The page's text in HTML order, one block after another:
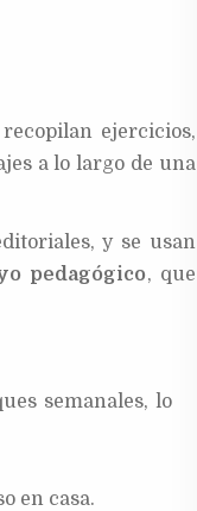
ejercicios,
a lo largo de una
y se usan
pedagógico, que
semanales, lo
en casa.